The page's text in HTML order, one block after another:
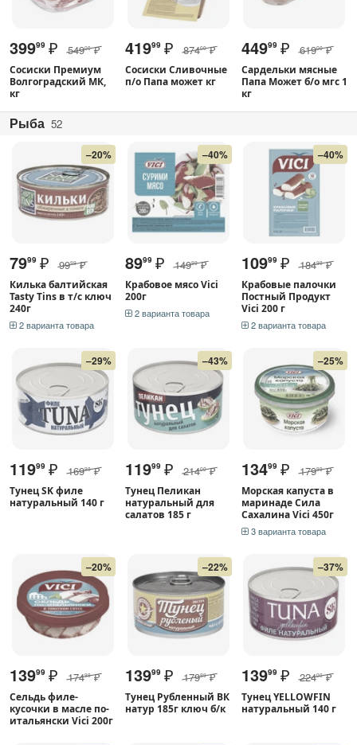
39999 ₽ 54900 ₽
Сосиски Премиум
Волгоградский МК,
кг
41999 ₽ 87400 ₽
Сосиски Сливочные
п/о Папа может кг
44999 ₽ 61900 ₽
Сардельки мясные
Папа Может б/о мгс 1
кг
Рыба 52
–20%
7999 ₽ 9999 ₽
Килька балтийская
Tasty Tins в т/с ключ
240г
2 варианта товара
–40%
8999 ₽ 14999 ₽
Крабовое мясо Vici
200г
2 варианта товара
–40%
10999 ₽ 18499 ₽
Крабовые палочки
Постный Продукт
Vici 200 г
2 варианта товара
–29%
11999 ₽ 16999 ₽
Тунец SK филе
натуральный 140 г
–43%
11999 ₽ 21400 ₽
Тунец Пеликан
натуральный для
салатов 185 г
–25%
13499 ₽ 17999 ₽
Морская капуста в
маринаде Сила
Сахалина Vici 450г
3 варианта товара
–20%
13999 ₽ 17499 ₽
Сельдь филе-
кусочки в масле по-
итальянски Vici 200г
–22%
13999 ₽ 17999 ₽
Тунец Рубленный ВК
натур 185г ключ б/к
–37%
13999 ₽ 22400 ₽
Тунец YELLOWFIN
натуральный 140 г